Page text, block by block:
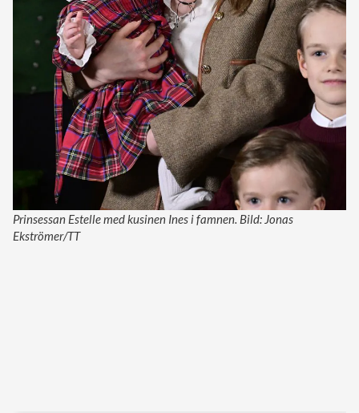
Prinsessan Estelle med kusinen Ines i famnen. Bild: Jonas
Ekströmer/TT